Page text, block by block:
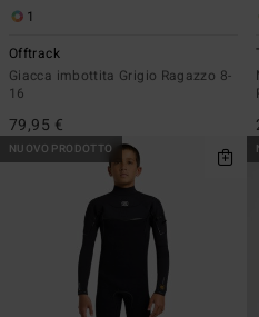
1
Offtrack
Giacca imbottita Grigio Ragazzo 8-
16
79,95 €
NUOVO PRODOTTO